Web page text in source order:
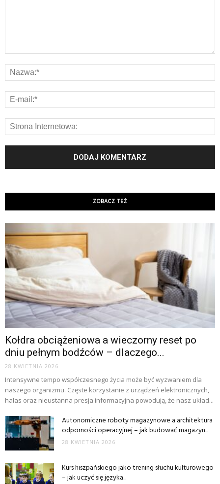
ZOBACZ TEŻ
Kołdra obciążeniowa a wieczorny reset po
dniu pełnym bodźców – dlaczego...
28 KWIETNIA 2026
Intensywne tempo współczesnego życia może być wyzwaniem dla
naszego organizmu. Częste korzystanie z urządzeń elektronicznych,
hałas oraz nieustanna presja informacyjna powodują, że nasz układ...
Autonomiczne roboty magazynowe a architektura
odporności operacyjnej – jak budować magazyn...
28 KWIETNIA 2026
Kurs hiszpańskiego jako trening słuchu kulturowego
– jak uczyć się języka...